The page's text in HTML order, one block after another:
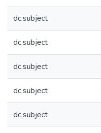
dc.subject
dc.subject
dc.subject
dc.subject
dc.subject